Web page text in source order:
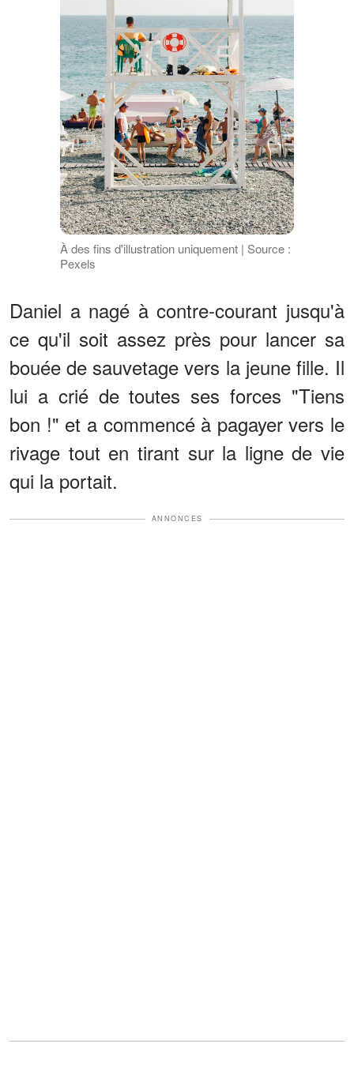
À des fins d'illustration uniquement | Source :
Pexels
Daniel a nagé à contre-courant jusqu'à
ce qu'il soit assez près pour lancer sa
bouée de sauvetage vers la jeune fille. Il
lui a crié de toutes ses forces "Tiens
bon !" et a commencé à pagayer vers le
rivage tout en tirant sur la ligne de vie
qui la portait.
ANNONCES